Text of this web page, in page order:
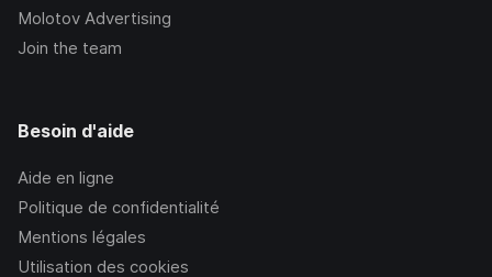
Molotov Advertising
Join the team
Besoin d'aide
Aide en ligne
Politique de confidentialité
Mentions légales
Utilisation des cookies